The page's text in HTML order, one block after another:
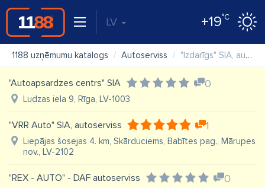
LV +19°C
1188 uzņēmumu katalogs Autoserviss "Izdarīgs" SIA, autoserviss
"Autoapsardzes centrs" SIA 0
Ludzas iela 9, Rīga, LV-1003
"VRR Auto" SIA, autoserviss 1
Liepājas šosejas 4. km, Skārduciems, Babītes pag., Mārupes
nov., LV-2102
"REX - AUTO" - DAF autoserviss 0